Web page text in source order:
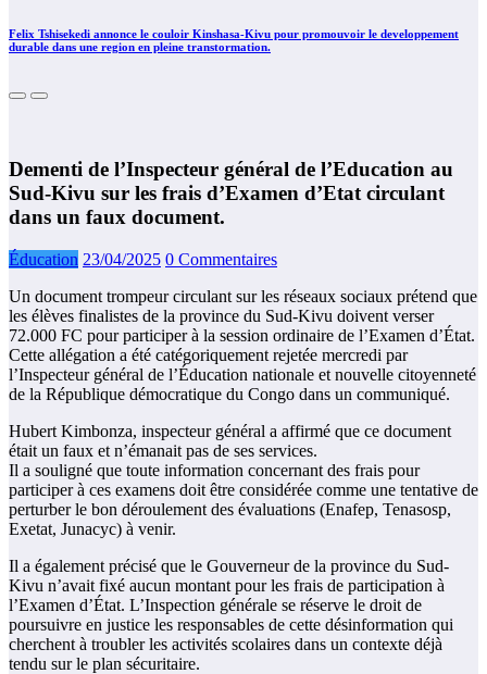
Felix Tshisekedi annonce le couloir Kinshasa-Kivu pour promouvoir le developpement
durable dans une region en pleine transtormation.
Dementi de l’Inspecteur général de l’Education au
Sud-Kivu sur les frais d’Examen d’Etat circulant
dans un faux document.
Éducation 23/04/2025 0 Commentaires
Un document trompeur circulant sur les réseaux sociaux prétend que
les élèves finalistes de la province du Sud-Kivu doivent verser
72.000 FC pour participer à la session ordinaire de l’Examen d’État.
Cette allégation a été catégoriquement rejetée mercredi par
l’Inspecteur général de l’Éducation nationale et nouvelle citoyenneté
de la République démocratique du Congo dans un communiqué.
Hubert Kimbonza, inspecteur général a affirmé que ce document
était un faux et n’émanait pas de ses services.
Il a souligné que toute information concernant des frais pour
participer à ces examens doit être considérée comme une tentative de
perturber le bon déroulement des évaluations (Enafep, Tenasosp,
Exetat, Junacyc) à venir.
Il a également précisé que le Gouverneur de la province du Sud-
Kivu n’avait fixé aucun montant pour les frais de participation à
l’Examen d’État. L’Inspection générale se réserve le droit de
poursuivre en justice les responsables de cette désinformation qui
cherchent à troubler les activités scolaires dans un contexte déjà
tendu sur le plan sécuritaire.